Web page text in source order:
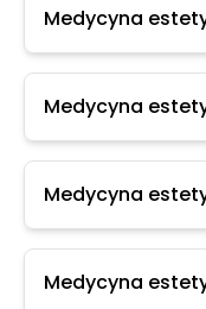
Medycyna
Medycyna
Medycyna
Medycyna